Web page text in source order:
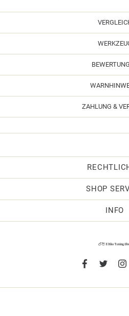
ZAHLUNG &
SHOP
INFO